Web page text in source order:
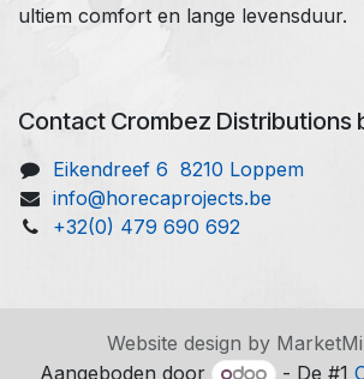
ultiem comfort en lange levensduur.
Contact Crombez Distributions
Eikendreef 6 8210 Loppem
info@horecaprojects.be
+32(0) 479 690 692
Website design by
Aangeboden door
- De #1